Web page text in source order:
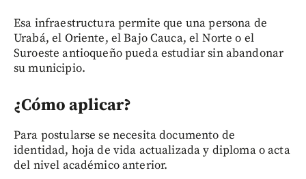
Esa infraestructura permite que una persona de
Urabá, el Oriente, el Bajo Cauca, el Norte o el
Suroeste antioqueño pueda estudiar sin abandonar
su municipio.
¿Cómo aplicar?
Para postularse se necesita documento de
identidad, hoja de vida actualizada y diploma o acta
del nivel académico anterior.